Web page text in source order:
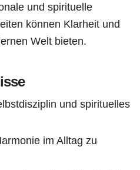
und spirituelle
können Klarheit und
Welt bieten.
und spirituelles
im Alltag zu